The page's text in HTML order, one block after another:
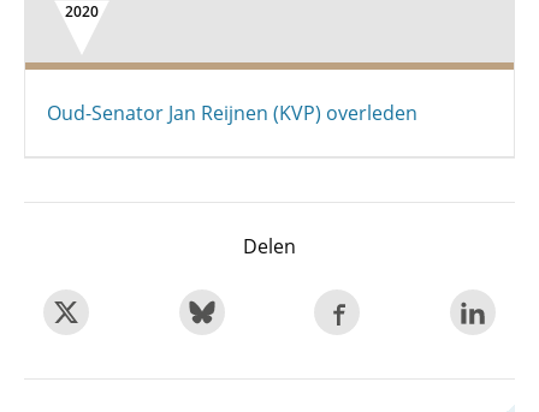
2020
Oud-Senator Jan Reijnen (KVP) overleden
Delen